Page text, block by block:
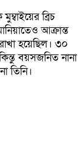
ব্রিচ
আক্রান্ত
হয়েছিল। ৩০
বয়সজনিত নানা
তিনি।